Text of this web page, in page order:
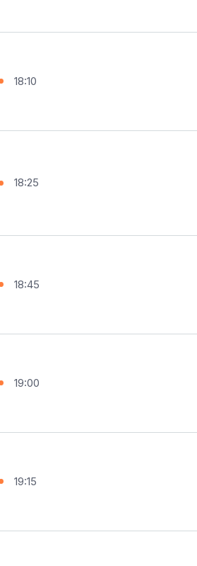
18:10
18:25
18:45
19:00
19:15